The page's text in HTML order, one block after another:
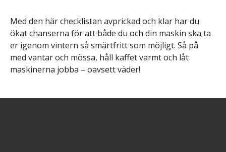
Med den här checklistan avprickad och klar har du
ökat chanserna för att både du och din maskin ska ta
er igenom vintern så smärtfritt som möjligt. Så på
med vantar och mössa, håll kaffet varmt och låt
maskinerna jobba – oavsett väder!